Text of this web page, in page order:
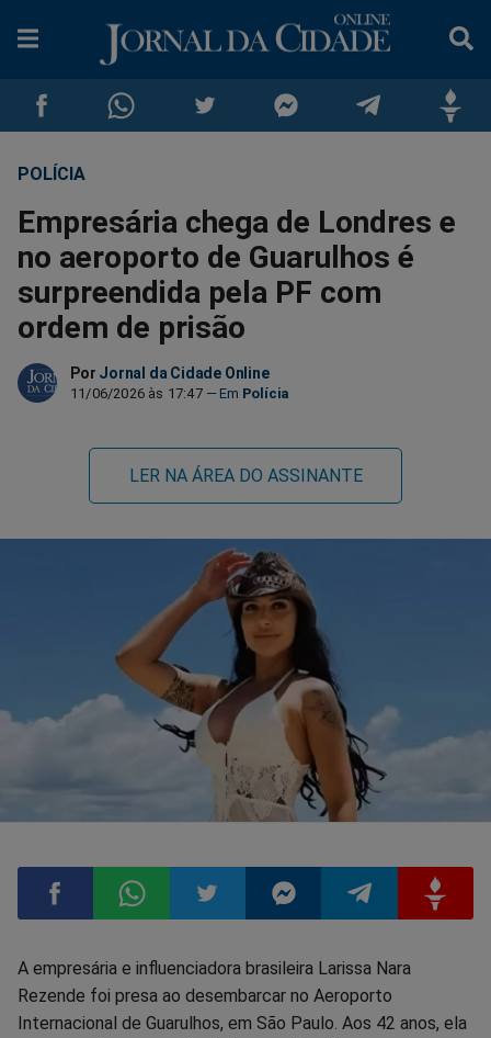
Compartilhar
no
Facebook
Compartilhar
no
Whatsapp
no
Twitter
no
Messenger
no
Telegram
no
POLÍCIA
Empresária chega de Londres e
no aeroporto de Guarulhos é
surpreendida pela PF com
ordem de prisão
Por Jornal da Cidade Online
11/06/2026 às 17:47 Polícia
LER NA ÁREA DO ASSINANTE
Compartilhar
no
Compartilhar
no
Compartilhar
no
Compartilhar
no
Compartilhar
no
no
A empresária e influenciadora brasileira Larissa Nara
Rezende foi presa ao desembarcar no Aeroporto
Internacional de Guarulhos, em São Paulo. Aos 42 anos, ela